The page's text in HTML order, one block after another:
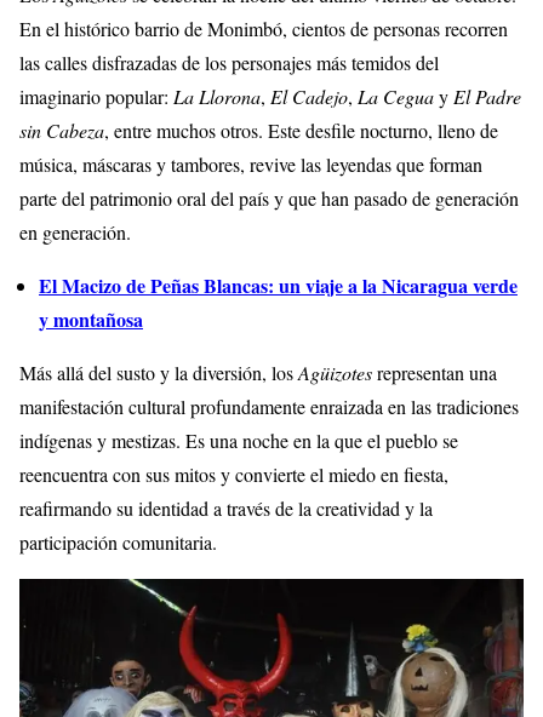
En el histórico barrio de Monimbó, cientos de personas recorren
las calles disfrazadas de los personajes más temidos del
imaginario popular: La Llorona, El Cadejo, La Ceguay El Padre
sin Cabeza, entre muchos otros. Este desfile nocturno, lleno de
música, máscaras y tambores, revive las leyendas que forman
parte del patrimonio oral del país y que han pasado de generación
en generación.
El Macizo de Peñas Blancas: un viaje a la Nicaragua verde
y montañosa
Más allá del susto y la diversión, losAgüizotesrepresentan una
manifestación cultural profundamente enraizada en las tradiciones
indígenas y mestizas. Es una noche en la que el pueblo se
reencuentra con sus mitos y convierte el miedo en fiesta,
reafirmando su identidad a través de la creatividad y la
participación comunitaria.